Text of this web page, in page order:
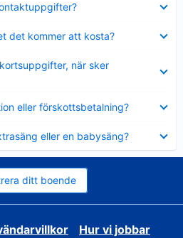
det kommer att kosta?
när sker
eller förskottsbetalning?
eller en babysäng?
ditt boende
Hur vi jobbar